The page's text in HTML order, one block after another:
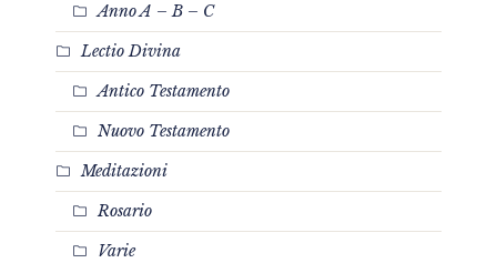
Anno A – B – C
Lectio Divina
Antico Testamento
Nuovo Testamento
Meditazioni
Rosario
Varie